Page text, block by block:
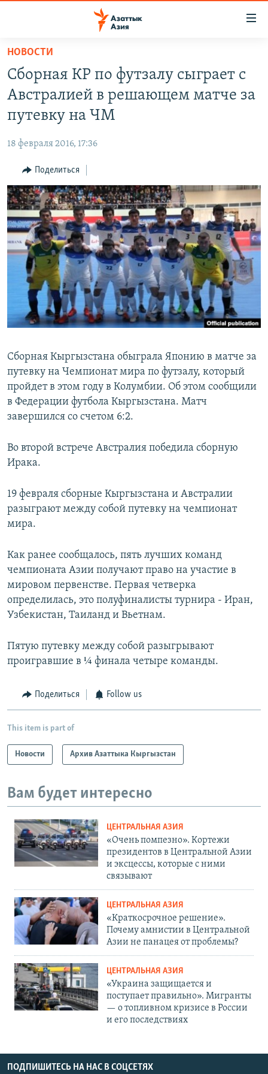
Вернуться
основному
содержанию
Вернутся
главной
навигации
Вернутся
поиску
ЦЕНТРАЛЬНАЯ АЗИЯ
КАЗАХСТАН
ТАДЖИКИСТАН
НОВОСТИ
ВОЙНА В УКРАИНЕ
ҚАЗАҚША
КЫРГЫЗЧА
ЎЗБЕКЧА
ТОҶИКӢ
TÜRKMENÇE
Все сайты РСЕ/РС
НОВОСТИ
Сборная КР по футзалу сыграет с
Австралией в решающем матче за
путевку на ЧМ
18 февраля 2016, 17:36
Поделиться
Сборная Кыргызстана обыграла Японию в матче за
путевку на Чемпионат мира по футзалу, который
пройдет в этом году в Колумбии. Об этом сообщили
в Федерации футбола Кыргызстана. Матч
завершился со счетом 6:2.
Во второй встрече Австралия победила сборную
Ирака.
19 февраля сборные Кыргызстана и Австралии
разыграют между собой путевку на чемпионат
мира.
Как ранее сообщалось, пять лучших команд
чемпионата Азии получают право на участие в
мировом первенстве. Первая четверка
определилась, это полуфиналисты турнира - Иран,
Узбекистан, Таиланд и Вьетнам.
Пятую путевку между собой разыгрывают
проигравшие в ¼ финала четыре команды.
Поделиться Follow us
This item is part of
Новости Архив Азаттыка Кыргызстан
Вам будет интересно
ЦЕНТРАЛЬНАЯ АЗИЯ
«Очень помпезно». Кортежи
президентов в Центральной Азии
и эксцессы, которые с ними
связывают
ЦЕНТРАЛЬНАЯ АЗИЯ
«Краткосрочное решение».
Почему амнистии в Центральной
Азии не панацея от проблемы?
ЦЕНТРАЛЬНАЯ АЗИЯ
«Украина защищается и
поступает правильно». Мигранты
— о топливном кризисе в России
и его последствиях
ПОДПИШИТЕСЬ НА НАС В СОЦСЕТЯХ